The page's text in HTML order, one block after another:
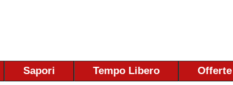
Sapori Tempo Libero Offerte